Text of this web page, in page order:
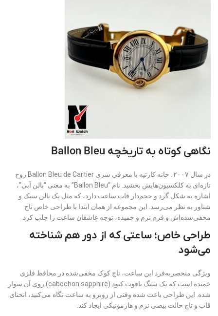
نگاهی کوتاه به تاریخچه Ballon Bleu
در سال ۲۰۰۷، خانه کارتیه با معرفی سری Ballon Bleu de Cartier روح
تازه‌ای به کلکسیون‌هایش بخشید. نام “Ballon Bleu” به معنی “بالن آبی”،
اشاره به شکل گرد و حجم‌دار قاب ساعت دارد، که مثل یک بالن سبک و
شناور به نظر می‌رسد. این مجموعه از همان ابتدا با طراحی خاص تاج
مخفی‌شده‌اش و فرم نرم و خمیده، توجه عاشقان ساعت را جلب کرد.
طراحی خاص؛ ساعتی که از دور هم شناخته
می‌شود
ویژگی منحصربه‌فرد این ساعت، تاج کوک مخفی‌شده در محافظ فلزی
خمیده است که یک سنگ یاقوت کبود (cabochon sapphire) روی آن سوار
شده. این طراحی باعث شده وقتی از روبرو به ساعت نگاه می‌کنید، انحنای
قاب و تاج حالت بیضی نرم و هارمونیکی ایجاد کند.